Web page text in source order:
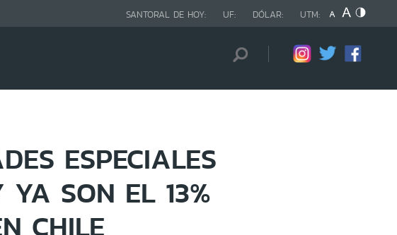
SANTORAL DE HOY: UF: DÓLAR: UTM:
ESPECIALES
SON EL 13%
CHILE